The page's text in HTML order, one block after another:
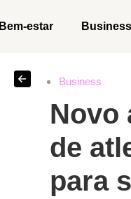
Bem-estar Business
Business
Novo
de
para